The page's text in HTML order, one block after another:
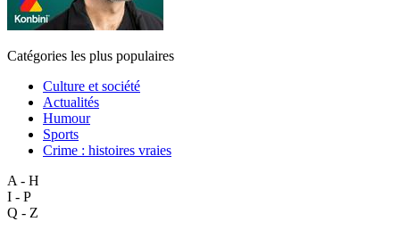
Catégories les plus populaires
Culture et société
Actualités
Humour
Sports
Crime : histoires vraies
A - H
I - P
Q - Z